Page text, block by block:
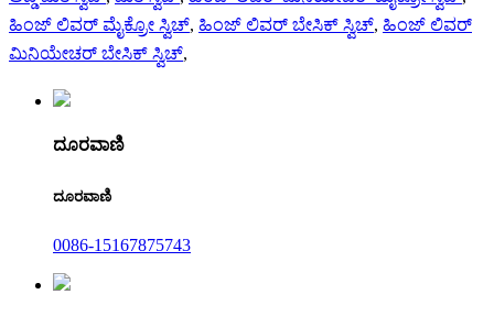
ಹಿಂಜ್ ಲಿವರ್ ಮೈಕ್ರೋ ಸ್ವಿಚ್, ಹಿಂಜ್ ಲಿವರ್ ಬೇಸಿಕ್ ಸ್ವಿಚ್, ಹಿಂಜ್ ಲಿವರ್
ಮಿನಿಯೇಚರ್ ಬೇಸಿಕ್ ಸ್ವಿಚ್,
ದೂರವಾಣಿ
ದೂರವಾಣಿ
0086-15167875743